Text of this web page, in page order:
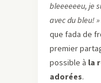
bleeeeeeu, je
avec du bleu! »
que fada de
premier
possible à la
adorées.